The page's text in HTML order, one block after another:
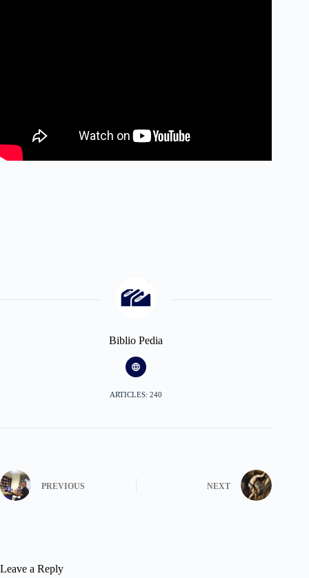
Biblio Pedia
ARTICLES: 240
PREVIOUS NEXT
Leave a Reply